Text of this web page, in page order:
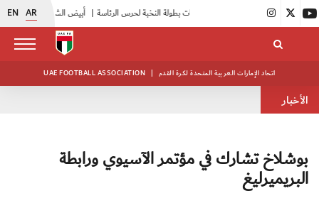
EN AR أبيض الشباب يواصل تدريباته في معسكره بأبوظبي |
UAE FOOTBALL ASSOCIATION | اتحاد الإمارات العربية المتحدة لكرة القدم
الأخبار
بوشلاخ تشارك في مؤتمر الآسيوي ورابطة
البريميرليغ